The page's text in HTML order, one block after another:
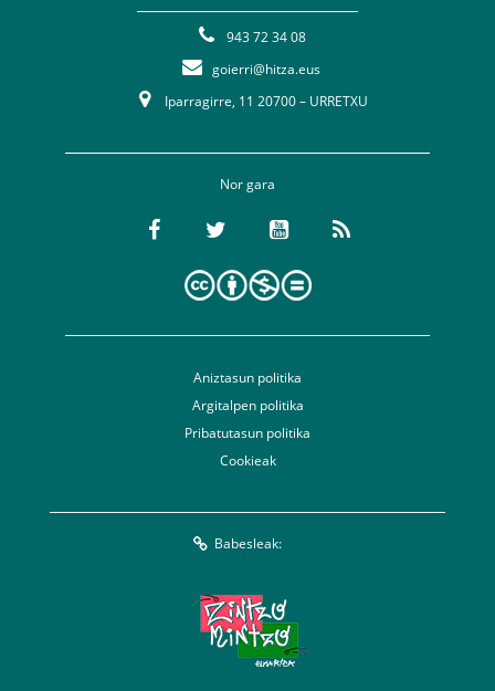
943 72 34 08
goierri@hitza.eus
Iparragirre, 11 20700 – URRETXU
Nor gara
Aniztasun politika
Argitalpen politika
Pribatutasun politika
Cookieak
Babesleak: